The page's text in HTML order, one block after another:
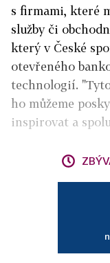
s firmami, které
služby či
který v České
otevřeného
technologií.
ho můžeme
inspirovat a